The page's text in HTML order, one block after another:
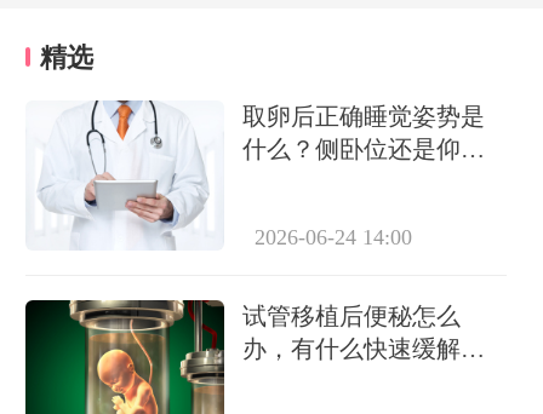
精选
取卵后正确睡觉姿势是
什么？侧卧位还是仰卧
2026-06-24 14:00
试管移植后便秘怎么
办，有什么快速缓解的